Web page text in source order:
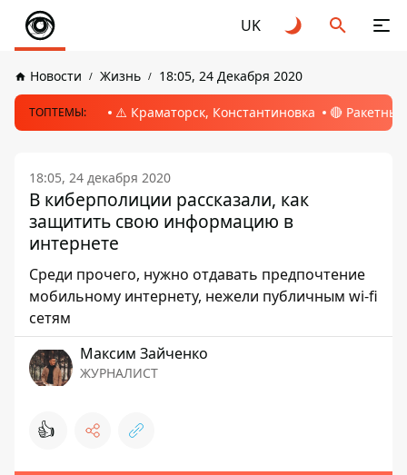
UK
Новости Жизнь 18:05, 24 Декабря 2020
ТОПТЕМЫ: ⚠️ Краматорск, Константиновка 🔴
18:05, 24 декабря 2020
В киберполиции рассказали, как
защитить свою информацию в
интернете
Среди прочего, нужно отдавать предпочтение
мобильному интернету, нежели публичным wi-fi
сетям
Максим Зайченко
ЖУРНАЛИСТ
👍